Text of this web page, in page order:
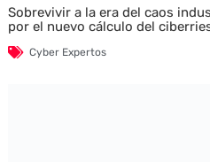
Sobrevivir a la era del caos
por el nuevo cálculo del
Cyber Expertos